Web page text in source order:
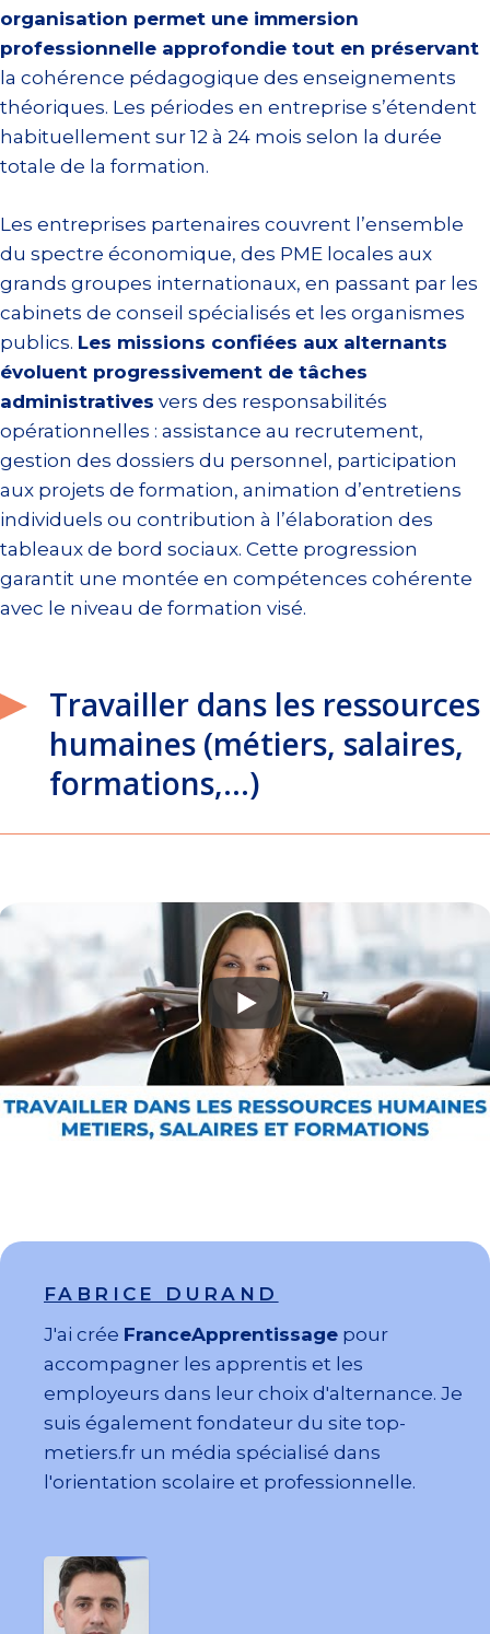
organisation permet une immersion
professionnelle approfondie tout en préservant
la cohérence pédagogique des enseignements
théoriques. Les périodes en entreprise s’étendent
habituellement sur 12 à 24 mois selon la durée
totale de la formation.
Les entreprises partenaires couvrent l’ensemble
du spectre économique, des PME locales aux
grands groupes internationaux, en passant par les
cabinets de conseil spécialisés et les organismes
publics. Les missions confiées aux alternants
évoluent progressivement de tâches
administratives vers des responsabilités
opérationnelles : assistance au recrutement,
gestion des dossiers du personnel, participation
aux projets de formation, animation d’entretiens
individuels ou contribution à l’élaboration des
tableaux de bord sociaux. Cette progression
garantit une montée en compétences cohérente
avec le niveau de formation visé.
Travailler dans les ressources
humaines (métiers, salaires,
formations,…)
FABRICE DURAND
J'ai crée FranceApprentissage pour
accompagner les apprentis et les
employeurs dans leur choix d'alternance. Je
suis également fondateur du site top-
metiers.fr un média spécialisé dans
l'orientation scolaire et professionnelle.